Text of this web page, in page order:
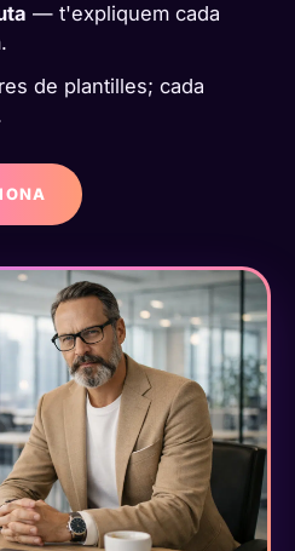
— t'expliquem cada
de plantilles; cada